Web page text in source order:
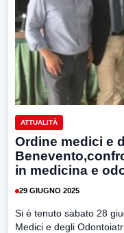
ATTUALITÀ
Ordine medici e
in medicina e
29 GIUGNO 2025
Si è tenuto sabato 28
Medici e degli